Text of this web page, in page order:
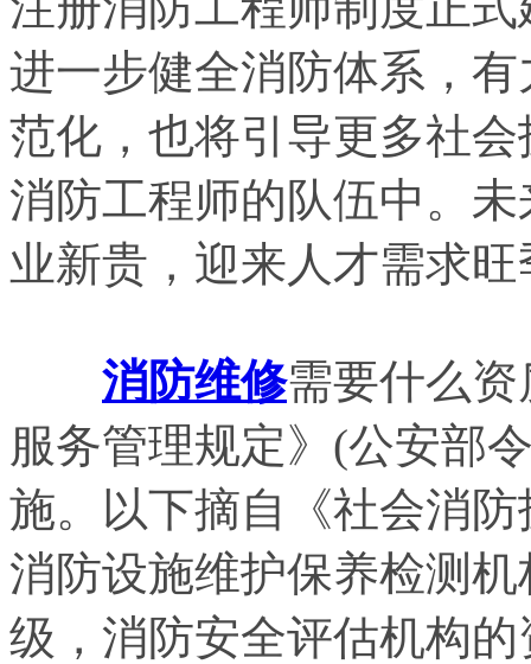
进一步健全消防体系，
范化，也将引导更多社
消防工程师的队伍中。
业新贵，迎来人才需求旺
消防维修需要什么
服务管理规定》(公安部
施。以下摘自《社会消
消防设施维护保养检测
级，消防安全评估机构